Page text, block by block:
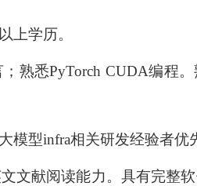
上学历。
；熟悉PyTorch CUDA编程。
模型infra相关研发经验者优
文献阅读能力。具有完整